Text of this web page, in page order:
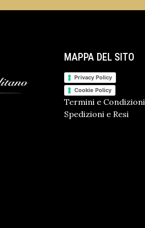
MAPPA DEL SITO
Privacy Policy
Cookie Policy
Termini e Condizioni
Spedizioni e Resi